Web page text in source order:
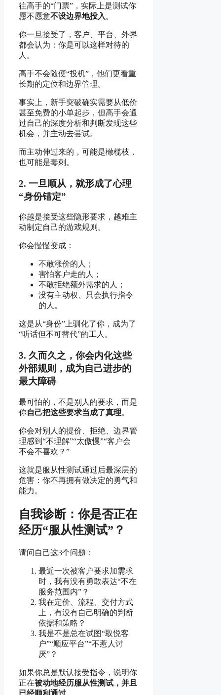
往高手的“门票”，实际上是测试你
愿不愿意不设边界地投入 。
你一旦接受了，客户、平台、外界
都会认为：你是可以这样对待的
人。
高手不会随便“投机”，他们更看重
长期的定位和边界管理。
事实上，新手突破确实需要从低价
甚至免费的小单起步，但高手会通
过自己的深度分析和判断发现这些
机会，并主动去尝试。
而主动伸过来的，可能是橄榄枝，
也可能是毒刺。
2. 一旦顺从，就形成了心理
“身份锚定”
你越是接受这些隐形要求，越难主
动制定自己的游戏规则。
你会慢慢变成：
不敢涨价的人；
害怕客户走的人；
不敢拒绝额外需求的人；
没有主动权、只会执行指令
的人。
这是从“身份”上驯化了你，成为了
“听话但不可替代”的工人。
3. 久而久之，你会内化这些
外部规则，成为自己进步的
最大障碍
最可怕的，不是别人的要求，而是
你自己把这些要求当成了真理。
你会对别人的提价、拒绝、边界管
理感到“不理解”“太傲慢”“客户会
不会不喜欢？”
这就是服从性测试通过后最深层的
危害：你不再拥有做决定的勇气和
能力。
自我诊断：你是否正在
经历“服从性测试”？
请问自己这3个问题：
最近一次被客户要求加需求
时，我有没有勇敢表达“不在
服务范围内”？
我在定价、流程、交付方式
上，有没有自己明确的判断
依据和策略？
我是不是总在试图“取悦客
户”“顺应平台”“不惹人讨
厌”？
如果你总是默认接受指令，说明你
正在被动地经历服从性测试，并且
已经顺利通过